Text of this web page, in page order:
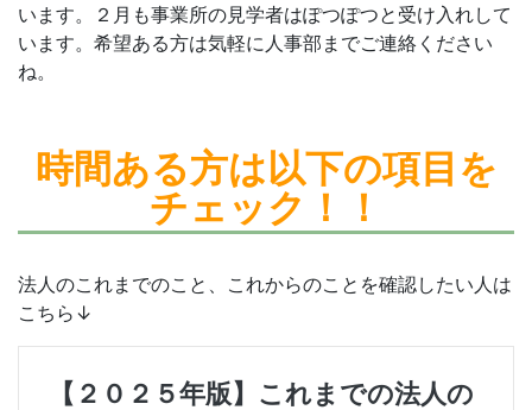
います。２月も事業所の見学者はぽつぽつと受け入れして
います。希望ある方は気軽に人事部までご連絡ください
ね。
時間ある方は以下の項目を
チェック！！
法人のこれまでのこと、これからのことを確認したい人は
こちら↓